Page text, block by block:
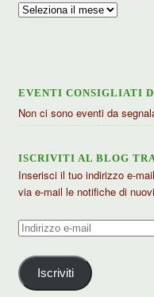
Archivio
EVENTI CONSIGLIATI
Non ci sono eventi da
ISCRIVITI AL BLOG
Inserisci il tuo indirizzo e-
via e-mail le notifiche di
Indirizzo
mail
Iscriviti